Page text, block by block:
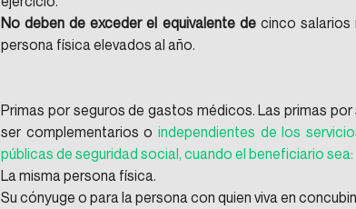
No deben de exceder el equivalente de cinco salarios
persona física elevados al año.
Primas por seguros de gastos médicos. Las primas
ser complementarios o independientes de los
públicas de seguridad social, cuando el beneficiario sea:
La misma persona física.
Su cónyuge o para la persona con quien viva en